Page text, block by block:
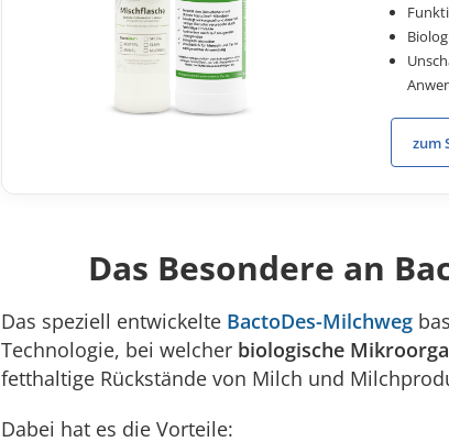
zum
Das Besondere an
Das speziell entwickelte BactoDes-Milchweg
Technologie, bei welcher biologische
fetthaltige Rückstände von Milch und
Dabei hat es die Vorteile: